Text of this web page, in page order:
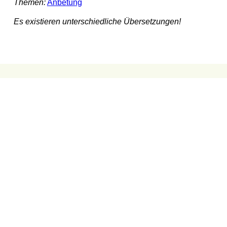
Themen:Anbetung
Es existieren unterschiedliche Übersetzungen!